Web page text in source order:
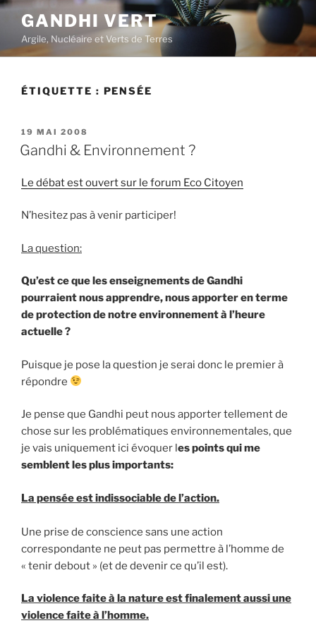
Aller
contenu
principal
GANDHI VERT
Argile, Nucléaire et Verts de Terres
ÉTIQUETTE : PENSÉE
PUBLIÉ
LE
19 MAI 2008
Gandhi & Environnement ?
Le débat est ouvert sur le forum Eco Citoyen
N’hesitez pas à venir participer!
La question:
Qu’est ce que les enseignements de Gandhi
pourraient nous apprendre, nous apporter en terme
de protection de notre environnement à l’heure
actuelle ?
Puisque je pose la question je serai donc le premier à
répondre
Je pense que Gandhi peut nous apporter tellement de
chose sur les problématiques environnementales, que
je vais uniquement ici évoquer les points qui me
semblent les plus importants:
La pensée est indissociable de l’action.
Une prise de conscience sans une action
correspondante ne peut pas permettre à l’homme de
« tenir debout » (et de devenir ce qu’il est).
La violence faite à la nature est finalement aussi une
violence faite à l’homme.